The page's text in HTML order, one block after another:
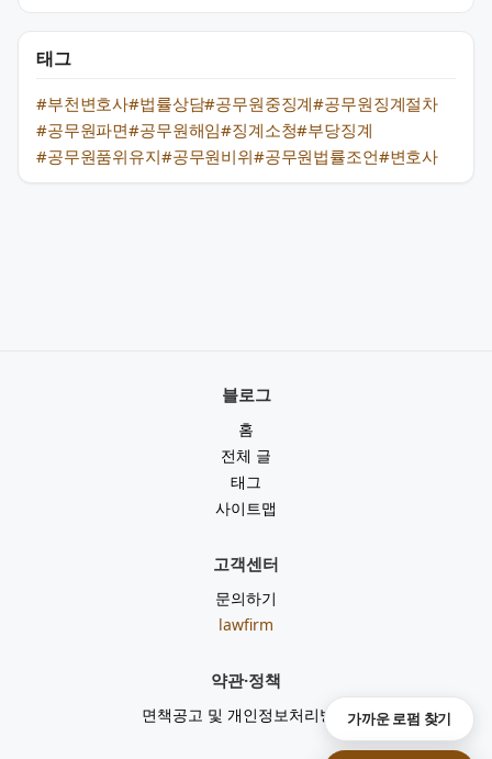
태그
#부천변호사#법률상담#공무원중징계#공무원징계절차
#공무원파면#공무원해임#징계소청#부당징계
#공무원품위유지#공무원비위#공무원법률조언#변호사
블로그
홈
전체 글
태그
사이트맵
고객센터
문의하기
lawfirm
약관·정책
면책공고 및 개인정보처리방침가까운 로펌 찾기